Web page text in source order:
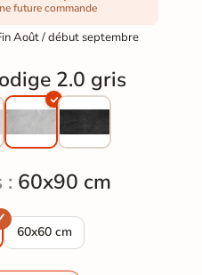
future commande
Août / début septembre
2.0 gris
: 60x90 cm
60x60 cm
Dalle extérieur Prodige 2.0 gris